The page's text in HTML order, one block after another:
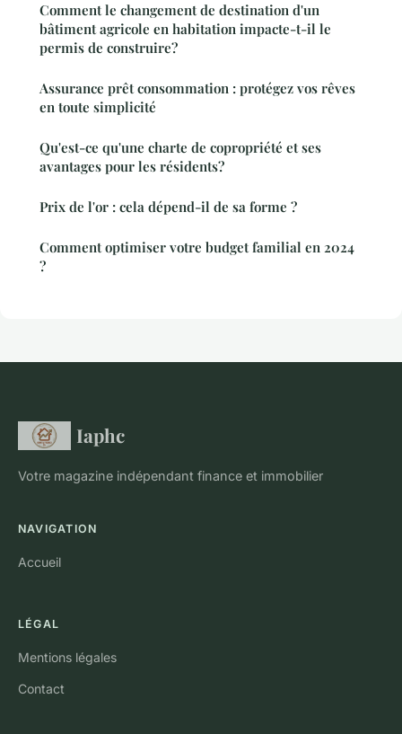
Comment le changement de destination d'un
bâtiment agricole en habitation impacte-t-il le
permis de construire?
Assurance prêt consommation : protégez vos rêves
en toute simplicité
Qu'est-ce qu'une charte de copropriété et ses
avantages pour les résidents?
Prix de l'or : cela dépend-il de sa forme ?
Comment optimiser votre budget familial en 2024
?
Iaphc
Votre magazine indépendant finance et immobilier
NAVIGATION
Accueil
LÉGAL
Mentions légales
Contact